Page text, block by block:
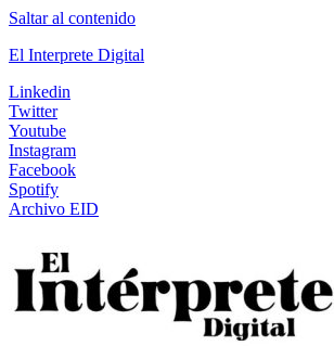
Saltar al contenido
El Interprete Digital
Linkedin
Twitter
Youtube
Instagram
Facebook
Spotify
Archivo EID